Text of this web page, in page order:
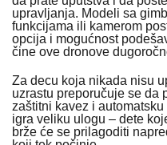
upravljanja. Modeli sa
funkcijama ili kamerom
opcija i mogućnost
čine ove dronove
Za decu koja nikada nisu
uzrastu preporučuje se da
zaštitni kavez i
igra veliku ulogu – dete
brže će se prilagoditi